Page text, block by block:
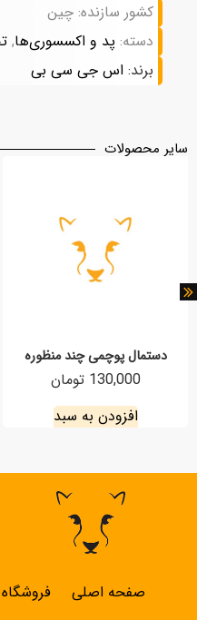
کشور سازنده: چین
دسته: پد و اکسسوری‌ها,
برند: اس جی سی بی
سایر محصولات
دستمال پوچمی چند منظوره
130,000 تومان
افزودن به سبد
صفحه اصلی فروشگاه